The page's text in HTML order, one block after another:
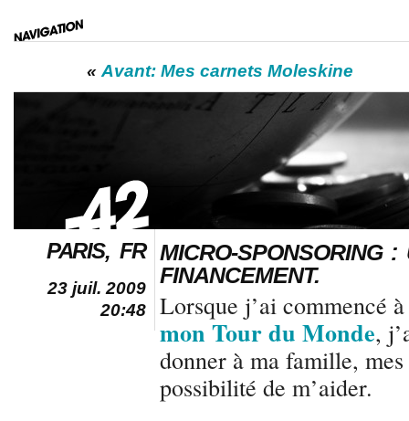
« Avant: Mes carnets Moleskine
PARIS, FR
23 juil. 2009
20:48
MICRO-SPONSORING
FINANCEMENT.
Lorsque j’ai commencé
mon Tour du Monde,
donner à ma famille,
possibilité de m’aider.